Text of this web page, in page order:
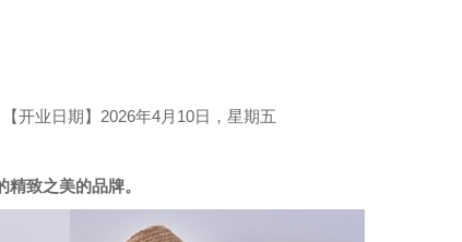
开业日期】2026年4月10日，星期五
致之美的品牌。